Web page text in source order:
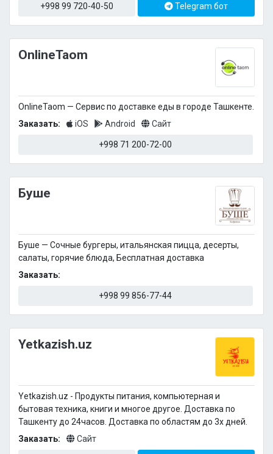
+998 99 720-40-50 Telegram бот
OnlineTaom
OnlineTaom — Сервис по доставке еды в городе Ташкенте.
Заказать:
iOS Android Сайт
+998 71 200-72-00
Буше
Буше — Сочные бургеры, итальянская пицца, десерты,
салаты, горячие блюда, Бесплатная доставка
Заказать:
+998 99 856-77-44
Yetkazish.uz
Yetkazish.uz - Продукты питания, компьютерная и
бытовая техника, книги и многое другое. Доставка по
Ташкенту до 24часов. Доставка по областям до 3х дней.
Заказать:
Сайт